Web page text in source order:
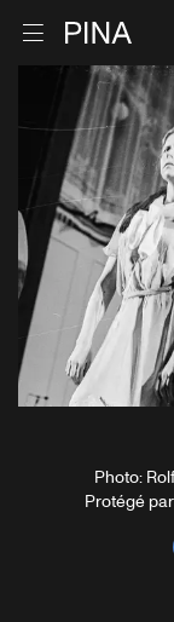
Aller au contenu
Ouvrir le menu
Photo:
Protégé